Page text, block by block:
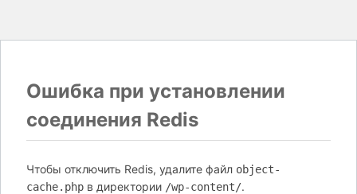
Ошибка при установлении
соединения Redis
Чтобы отключить Redis, удалите файл object-
cache.php в директории /wp-content/.